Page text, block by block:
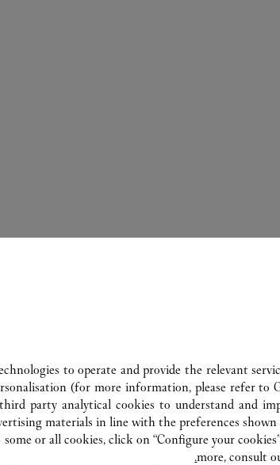
to operate and provide the relevant
(for more information, please refer to
party analytical cookies to understand and
materials in line with the preferences shown
or all cookies, click on “Configure your
more, consult